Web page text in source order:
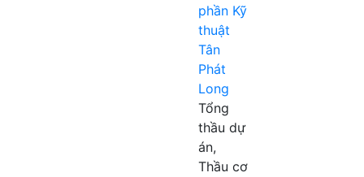
phần Kỹ
thuật
Tân
Phát
Long
Tổng
thầu dự
án,
Thầu cơ